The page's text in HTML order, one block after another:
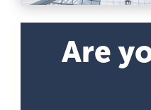
Are